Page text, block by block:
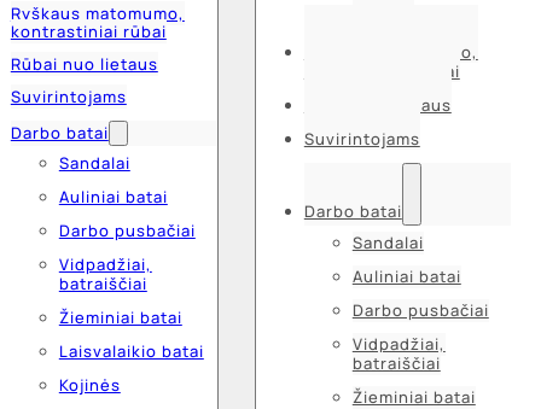
Ryškaus matomumo,
kontrastiniai rūbai
Rūbai nuo lietaus
Suvirintojams
Darbo batai
Sandalai
Auliniai batai
Darbo pusbačiai
Vidpadžiai,
batraiščiai
Žieminiai batai
Laisvalaikio batai
Kojinės
Ryškaus matomumo,
kontrastiniai rūbai
Rūbai nuo lietaus
Suvirintojams
Darbo batai
Sandalai
Auliniai batai
Darbo pusbačiai
Vidpadžiai,
batraiščiai
Žieminiai batai